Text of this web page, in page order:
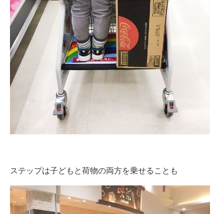
ステップは子どもと荷物の両方を乗せることも